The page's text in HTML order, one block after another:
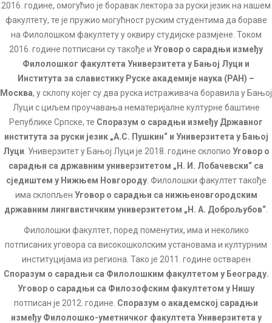
2016. године, омогућио је боравак лектора за руски језик на нашем
факултету, те је пружио могућност руским студентима да бораве
на Филолошком факултету у оквиру студијске размјене. Током
2016. године потписани су такође и Уговор о сарадњи између
Филолошког факултета Универзитета у Бањој Луци и
Института за славистику Руске академије наука (РАН) –
Москва, у склопу којег су два руска истраживача боравила у Бањој
Луци с циљем проучавања нематеријалне културне баштине
Републике Српске, те Споразум о сарадњи између Државног
института за руски језик „А.С. Пушкин“ и Универзитета у Бањој
Луци . Универзитет у Бањој Луци је 2018. године склопио Уговор о
сарадњи са државним универзитетом „Н. И. Лобачевски“ са
сједиштем у Нижњем Новгороду. Филолошки факултет такође
има склопљен Уговор о сарадњи са нижњеновгородским
државним лингвистичким универзитетом „Н. А. Доброљубов“
Филолошки факултет, поред поменутих, има и неколико
потписаних уговора са високошколским установама и културним
институцијама из региона. Тако је 2011. године остварен
Споразум о сарадњи са Филолошким факултетом у Београду.
Уговор о сарадњи са Филозофским факултетом у Нишу
потписан је 2012. године. Споразум о академској сарадњи
између Филолошко-уметничког факултета Универзитета у